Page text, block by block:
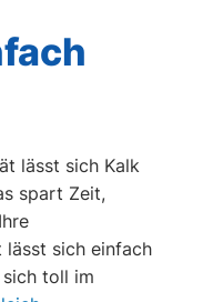
lässt sich Kalk
spart Zeit,
lässt sich einfach
toll im